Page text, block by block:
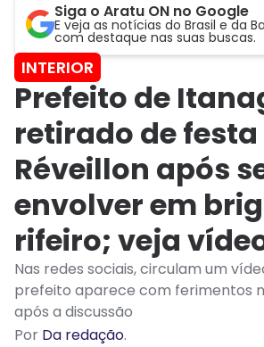
Siga o Aratu ON no Google
E veja as notícias do Brasil e da
com destaque nas suas buscas.
INTERIOR
Prefeito de
retirado de festa
Réveillon após
envolver em
rifeiro; veja
Nas redes sociais, circulam um
prefeito aparece com ferimentos
após a discussão
Por Da redação.